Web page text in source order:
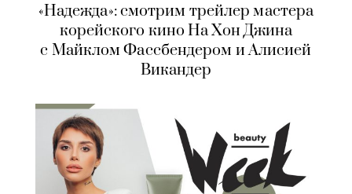
«Надежда»: смотрим трейлер мастера
корейского кино На Хон Джина
с Майклом Фассбендером и Алисией
Викандер